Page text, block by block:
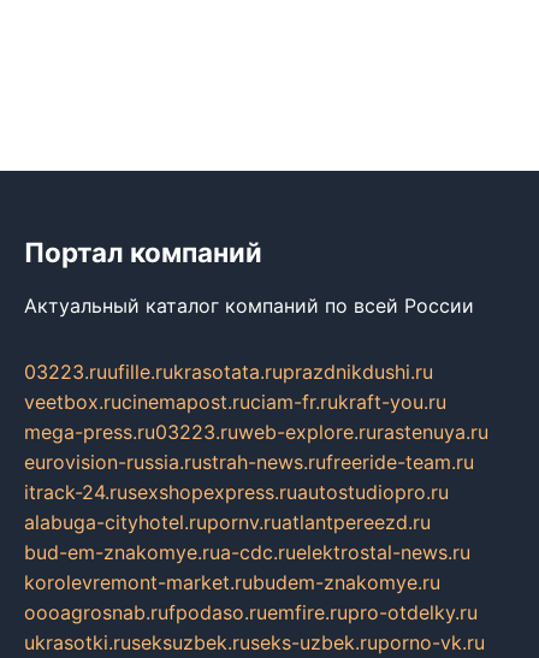
Портал компаний
Актуальный каталог компаний по всей России
03223.ruufille.rukrasotata.ruprazdnikdushi.ru
veetbox.rucinemapost.ruciam-fr.rukraft-you.ru
mega-press.ru03223.ruweb-explore.rurastenuya.ru
eurovision-russia.rustrah-news.rufreeride-team.ru
itrack-24.rusexshopexpress.ruautostudiopro.ru
alabuga-cityhotel.rupornv.ruatlantpereezd.ru
bud-em-znakomye.rua-cdc.ruelektrostal-news.ru
korolevremont-market.rubudem-znakomye.ru
oooagrosnab.rufpodaso.ruemfire.rupro-otdelky.ru
ukrasotki.ruseksuzbek.ruseks-uzbek.ruporno-vk.ru